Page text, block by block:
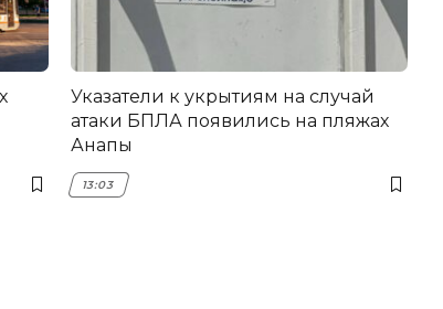
Указатели к укрытиям на случай
атаки БПЛА появились на пляжах
Анапы
13:03